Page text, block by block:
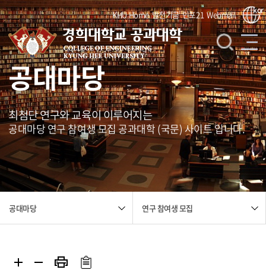
KHU Home 발전기금 인포21 Webmail kor
공대마당
최첨단 연구와 교육이 이루어지는
공대마당 연구 참여생 모집 공과대학 (국문) 사이트 입니다.
공대마당 연구 참여생 모집